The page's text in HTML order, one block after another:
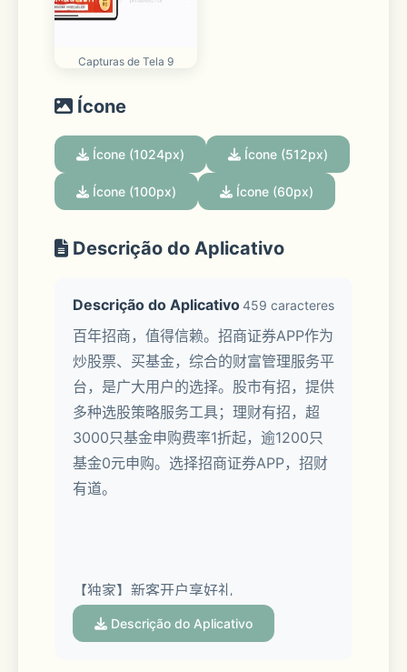
Capturas de Tela 9
Ícone
Ícone (1024px) Ícone (512px)
Ícone (100px) Ícone (60px)
Descrição do Aplicativo
Descrição do Aplicativo459 caracteres
百年招商，值得信赖。招商证券APP作为
炒股票、买基金，综合的财富管理服务平
台，是广大用户的选择。股市有招，提供
多种选股策略服务工具；理财有招，超
3000只基金申购费率1折起，逾1200只
基金0元申购。选择招商证券APP，招财
有道。
【独家】新客开户享好礼
开户即送level2、6.88%新客专享理财、
Descrição do Aplicativo